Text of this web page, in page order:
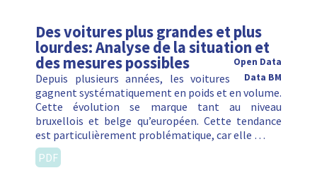
Des voitures plus grandes et plus
lourdes: Analyse de la situation et
des mesures possibles
Open Data
Data BM
Depuis plusieurs années, les voitures
gagnent systématiquement en poids et en volume.
Cette évolution se marque tant au niveau
bruxellois et belge qu’européen. Cette tendance
est particulièrement problématique, car elle …
PDF